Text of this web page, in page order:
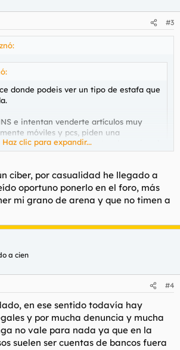
#3
donde podeis ver un tipo de estafa que
e intentan venderte artículos muy
móviles y pcs, piden una
de Western Union antes de enviar el
que ser infraser para enviar una
vuelve a saber de él.
Italiano que se hace llamar Carlo Alex
estragos.
phpBB2/viewtopic.php?
en ese mismo foro estaba yo
no llegamos a un acuerdo por culpa de
tan poco seguro.
Haz clic para expandir...
ciber, por casualidad he llegado a
oportuno ponerlo en el foro, más
mi grano de arena y que no timen a
a cien
#4
en ese sentido todavía hay
y por mucha denuncia y mucha
no vale para nada ya que en la
suelen ser cuentas de bancos fuera